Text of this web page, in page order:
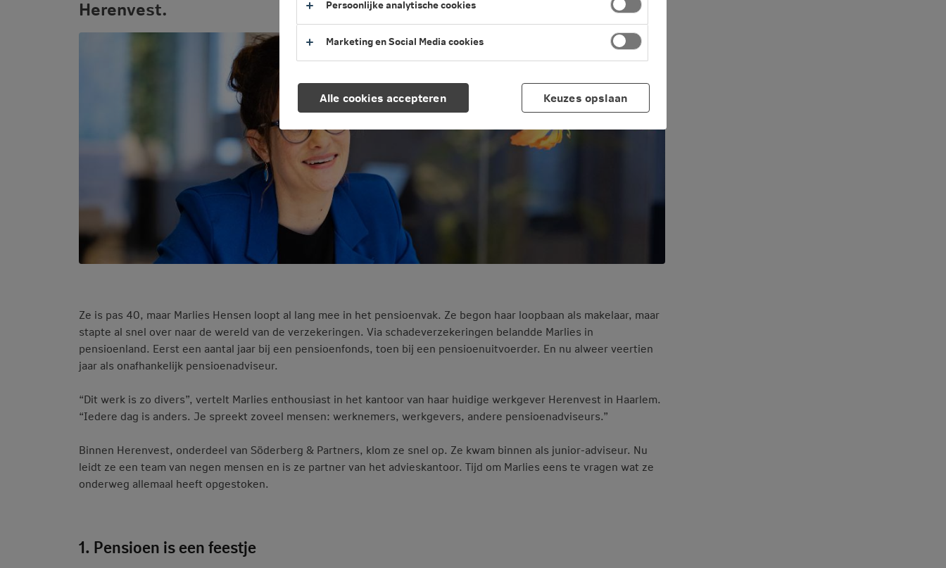
Herenvest.
Ze is pas 40, maar Marlies Hensen loopt al lang mee in het pensioenvak. Ze begon haar loopbaan als makelaar, maar
stapte al snel over naar de wereld van de verzekeringen. Via schadeverzekeringen belandde Marlies in
pensioenland. Eerst een aantal jaar bij een pensioenfonds, toen bij een pensioenuitvoerder. En nu alweer veertien
jaar als onafhankelijk pensioenadviseur.
“Dit werk is zo divers”, vertelt Marlies enthousiast in het kantoor van haar huidige werkgever Herenvest in Haarlem.
“Iedere dag is anders. Je spreekt zoveel mensen: werknemers, werkgevers, andere pensioenadviseurs.”
Binnen Herenvest, onderdeel van Söderberg & Partners, klom ze snel op. Ze kwam binnen als junior-adviseur. Nu
leidt ze een team van negen mensen en is ze partner van het advieskantoor. Tijd om Marlies eens te vragen wat ze
onderweg allemaal heeft opgestoken.
1. Pensioen is een feestje
Alle cookies accepteren
Persoonlijke analytische cookies
Marketing en Social Media cookies
Keuzes opslaan